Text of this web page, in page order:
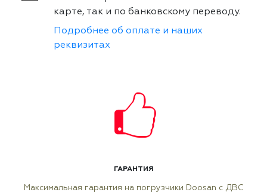
карте, так и по банковскому переводу.
Подробнее об оплате и наших
реквизитах
ГАРАНТИЯ
Максимальная гарантия на погрузчики Doosan с ДВС